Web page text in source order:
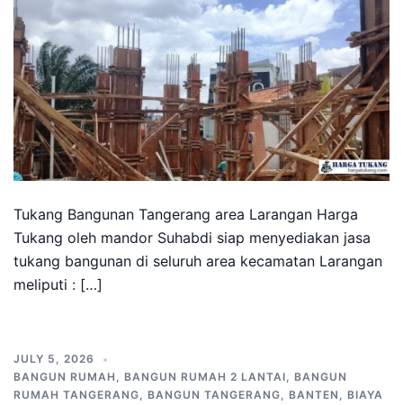
Tukang Bangunan Tangerang area Larangan Harga
Tukang oleh mandor Suhabdi siap menyediakan jasa
tukang bangunan di seluruh area kecamatan Larangan
meliputi : […]
JULY 5, 2026
BANGUN RUMAH , BANGUN RUMAH 2 LANTAI, BANGUN
RUMAH TANGERANG, BANGUN TANGERANG, BANTEN , BIAYA